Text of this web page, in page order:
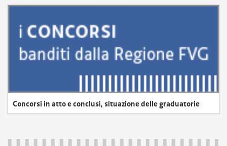
Concorsi in atto e conclusi, situazione delle graduatorie